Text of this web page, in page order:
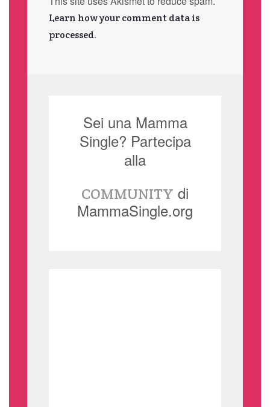
Learn how your comment data is
processed.
Sei una Mamma
Single? Partecipa
alla
COMMUNITY di
MammaSingle.org